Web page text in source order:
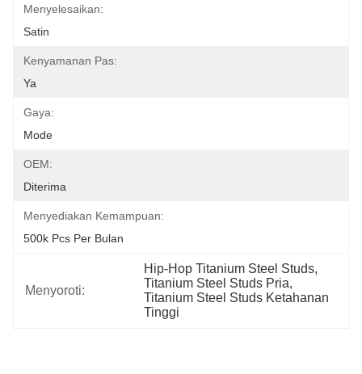
Menyelesaikan:
Satin
Kenyamanan Pas:
Ya
Gaya:
Mode
OEM:
Diterima
Menyediakan Kemampuan:
500k Pcs Per Bulan
Menyoroti:
Hip-Hop Titanium Steel Studs,
Titanium Steel Studs Pria,
Titanium Steel Studs Ketahanan
Tinggi